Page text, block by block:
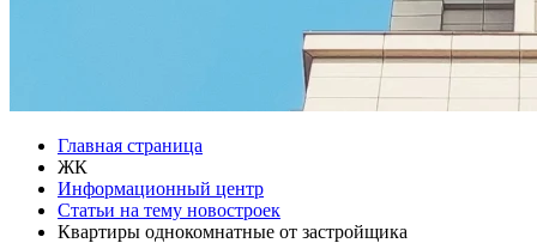
Главная страница
ЖК
Информационный центр
Статьи на тему новостроек
Квартиры однокомнатные от застройщика